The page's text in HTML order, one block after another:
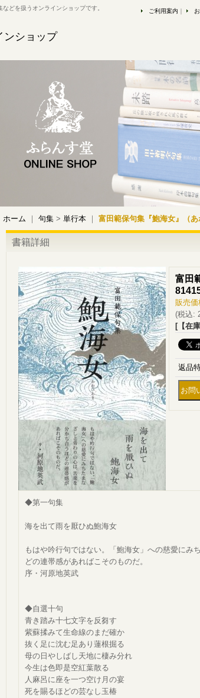
どを扱うオンラインショップです。
ンショップ
ご利用案内
ホーム ｜ 句集 > 単行本 ｜ 富田範保句集『鮑海女』（あ
書籍詳細
富田
販売価
(税込:
[【在
返品
◆第一句集
海を出て雨を厭ひぬ鮑海女
もはや吟行句ではない。「鮑海女」への慈愛にみ
どの連帯感があればこそのものだ。
序・河原地英武
◆自選十句
青き踏み十七文字を反芻す
紫蘇揉みて生命線のまだ確か
抜く足に沈む足あり蓮根掘る
母の日やしばし天地に棲み分れ
今生は色即是空紅葉散る
人麻呂に座を一つ空け月の宴
死を賜るほどの芸なし玉椿